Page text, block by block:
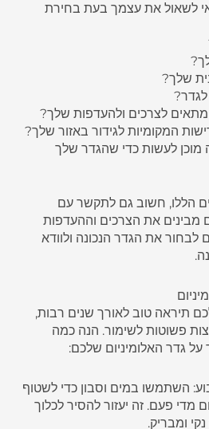
לשאול את עצמך בעת בחירת
שלך?
מתאים לצרכים ולהעדפות שלך?
המקומיות לגידור באזור שלך?
לעשות כדי שהגדר שלך
הללו, חשוב גם לתקשר עם
מבינים את הצרכים וההעדפות
לבחור את הגדר הנכונה ולוודא
תיראה טוב לאורך שנים רבות,
פשוטות לשימור. הנה כמה
על גדר האלומיניום שלכם:
השתמשו במים וסבון כדי לשטוף
מדי פעם. זה יעזור להסיר לכלוך
ומבריק.